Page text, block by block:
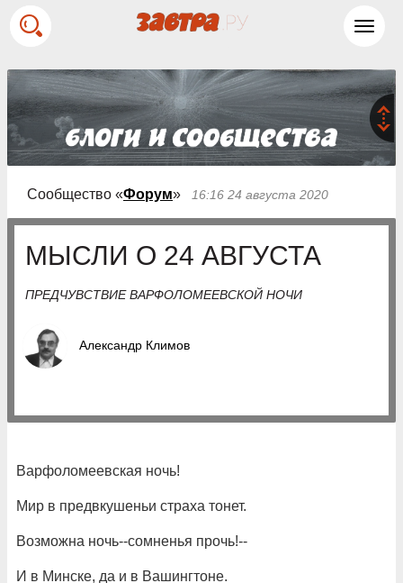
Сообщество «Форум» 16:16 24 августа 2020
МЫСЛИ О 24 АВГУСТА
ПРЕДЧУВСТВИЕ ВАРФОЛОМЕЕВСКОЙ НОЧИ
Александр Климов
Варфоломеевская ночь!
Мир в предвкушеньи страха тонет.
Возможна ночь--сомненья прочь!--
И в Минске, да и в Вашингтоне.